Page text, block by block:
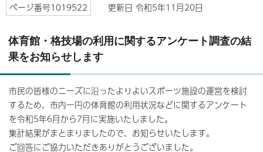
ページ番号1019522 更新日 令和5年11月20日
体育館・格技場の利用に関するアンケート調査の結
果をお知らせします
市民の皆様のニーズに沿ったよりよいスポーツ施設の運営を検討
するため、市内一円の体育館の利用状況などに関するアンケート
を令和5年6月から7月に実施いたしました。
集計結果がまとまりましたので、お知らせいたします。
ご回答にご協力いただきありがとうございました。